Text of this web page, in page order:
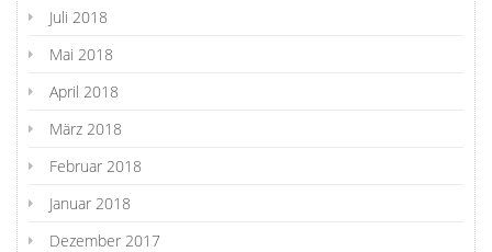
Juli 2018
Mai 2018
April 2018
März 2018
Februar 2018
Januar 2018
Dezember 2017